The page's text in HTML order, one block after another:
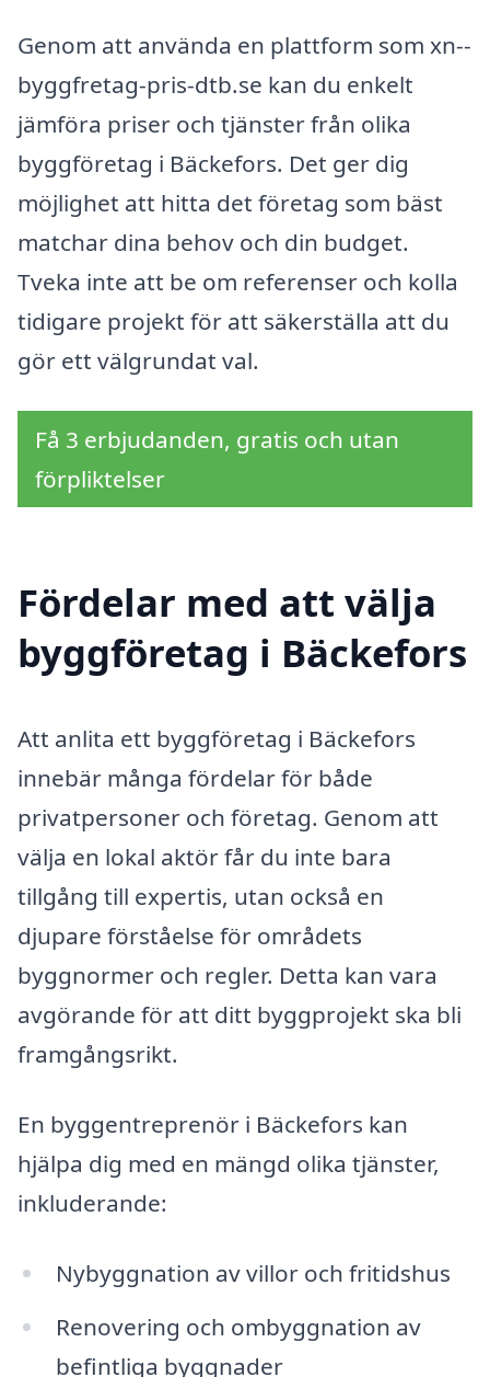
Genom att använda en plattform som xn--
byggfretag-pris-dtb.se kan du enkelt
jämföra priser och tjänster från olika
byggföretag i Bäckefors. Det ger dig
möjlighet att hitta det företag som bäst
matchar dina behov och din budget.
Tveka inte att be om referenser och kolla
tidigare projekt för att säkerställa att du
gör ett välgrundat val.
Få 3 erbjudanden, gratis och utan
förpliktelser
Fördelar med att välja
byggföretag i Bäckefors
Att anlita ett byggföretag i Bäckefors
innebär många fördelar för både
privatpersoner och företag. Genom att
välja en lokal aktör får du inte bara
tillgång till expertis, utan också en
djupare förståelse för områdets
byggnormer och regler. Detta kan vara
avgörande för att ditt byggprojekt ska bli
framgångsrikt.
En byggentreprenör i Bäckefors kan
hjälpa dig med en mängd olika tjänster,
inkluderande:
Nybyggnation av villor och fritidshus
Renovering och ombyggnation av
befintliga byggnader